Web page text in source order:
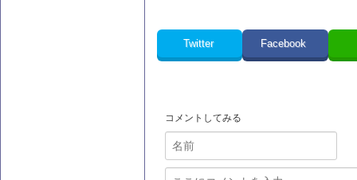
Twitter Facebook
コメントしてみる